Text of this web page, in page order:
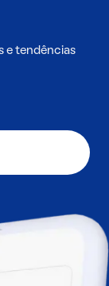
e tendências